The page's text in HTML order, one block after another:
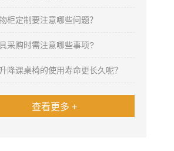
柜定制要注意哪些问题？
采购时需注意哪些事项?
降课桌椅的使用寿命更长久呢？
查看更多 +